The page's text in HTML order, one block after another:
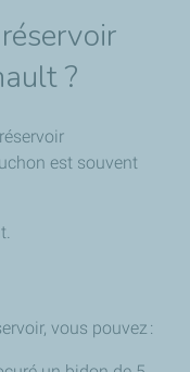
?
est souvent
vous pouvez :